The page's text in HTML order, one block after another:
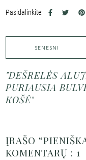
Pasidalinkite:
SENESNI
"DEŠRELĖS
PURIAUSIA
KOŠĖ"
ĮRAŠO
KOMENTARŲ : 1